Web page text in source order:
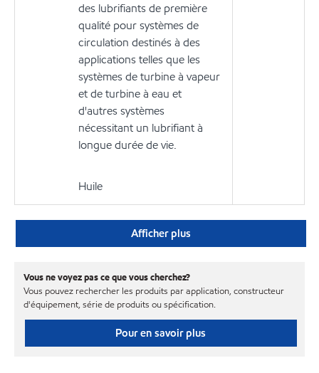
des lubrifiants de première
qualité pour systèmes de
circulation destinés à des
applications telles que les
systèmes de turbine à vapeur
et de turbine à eau et
d'autres systèmes
nécessitant un lubrifiant à
longue durée de vie.
Huile
Afficher plus
Vous ne voyez pas ce que vous cherchez?
Vous pouvez rechercher les produits par application, constructeur
d'équipement, série de produits ou spécification.
Pour en savoir plus